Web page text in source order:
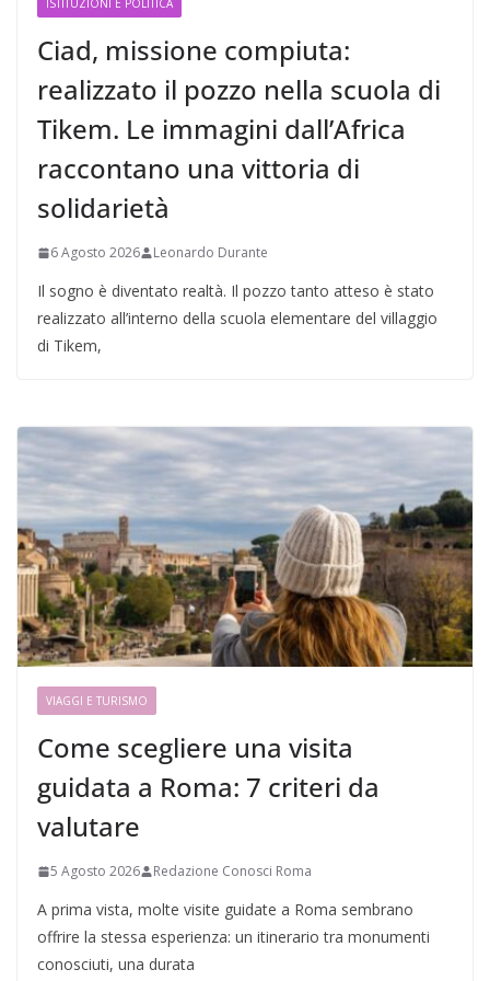
ISTITUZIONI E POLITICA
Ciad, missione compiuta:
realizzato il pozzo nella scuola di
Tikem. Le immagini dall’Africa
raccontano una vittoria di
solidarietà
6 Agosto 2026 Leonardo Durante
Il sogno è diventato realtà. Il pozzo tanto atteso è stato
realizzato all’interno della scuola elementare del villaggio
di Tikem,
VIAGGI E TURISMO
Come scegliere una visita
guidata a Roma: 7 criteri da
valutare
5 Agosto 2026 Redazione Conosci Roma
A prima vista, molte visite guidate a Roma sembrano
offrire la stessa esperienza: un itinerario tra monumenti
conosciuti, una durata